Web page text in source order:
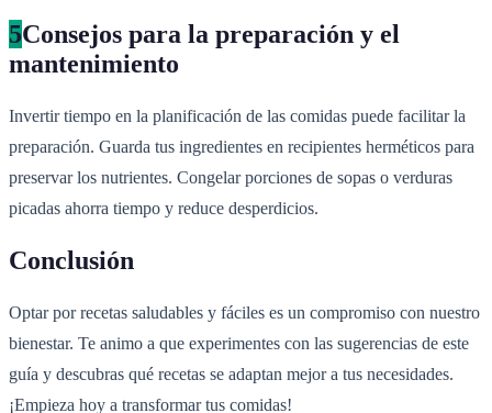
5Consejos para la preparación y el
mantenimiento
Invertir tiempo en la planificación de las comidas puede facilitar la
preparación. Guarda tus ingredientes en recipientes herméticos para
preservar los nutrientes. Congelar porciones de sopas o verduras
picadas ahorra tiempo y reduce desperdicios.
Conclusión
Optar por recetas saludables y fáciles es un compromiso con nuestro
bienestar. Te animo a que experimentes con las sugerencias de este
guía y descubras qué recetas se adaptan mejor a tus necesidades.
¡Empieza hoy a transformar tus comidas!